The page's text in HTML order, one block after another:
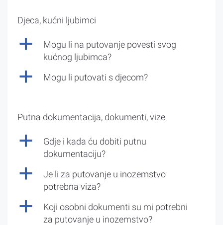
Djeca, kućni ljubimci
a
Mogu li na putovanje povesti svog
kućnog ljubimca?
a Mogu li putovati s djecom?
Putna dokumentacija, dokumenti, vize
a
Gdje i kada ću dobiti putnu
dokumentaciju?
a
Je li za putovanje u inozemstvo
potrebna viza?
a
Koji osobni dokumenti su mi potrebni
za putovanje u inozemstvo?